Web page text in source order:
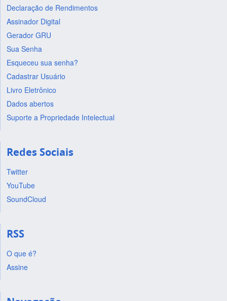
Declaração de Rendimentos
Assinador Digital
Gerador GRU
Sua Senha
Esqueceu sua senha?
Cadastrar Usuário
Livro Eletrônico
Dados abertos
Suporte a Propriedade Intelectual
Redes Sociais
Twitter
YouTube
SoundCloud
RSS
O que é?
Assine